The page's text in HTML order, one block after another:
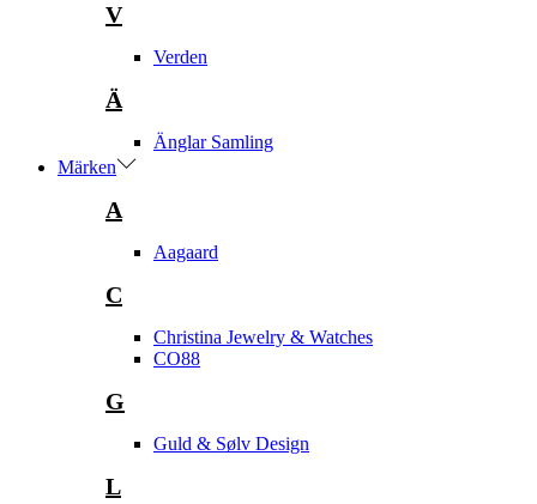
V
Verden
Ä
Änglar Samling
Märken
A
Aagaard
C
Christina Jewelry & Watches
CO88
G
Guld & Sølv Design
L